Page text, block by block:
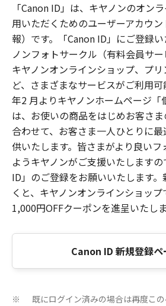
「Canon ID」は、キヤノンのオン
用いただくためのユーザーアカウ
報）です。「Canon ID」にご登録
ノンフォトサークル（有料会員サー
キヤノンオンラインショップ、プ
ど、さまざまなサービスがご利用
年2 月よりキヤノンホームページ「
は、お使いの商品をはじめお客さ
合わせて、お客さま一人ひとりに
供いたします。皆さまがより良い
ようキヤノンがご支援いたします
ID」のご登録をお願いいたします
くと、キヤノンオンラインショッ
1,000円OFFクーポンを進呈いたしま
Canon ID 新規登録ペ
※ 既にログイン済みの場合は再度この